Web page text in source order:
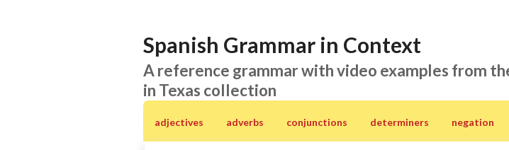
Spanish Grammar in Context
A reference grammar with video examples from
in Texas collection
adjectives adverbs conjunctions determiners negation